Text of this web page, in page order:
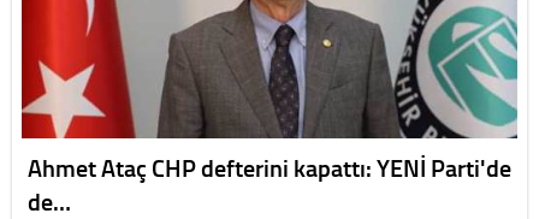
Ahmet Ataç CHP defterini kapattı: YENİ Parti'de
de…